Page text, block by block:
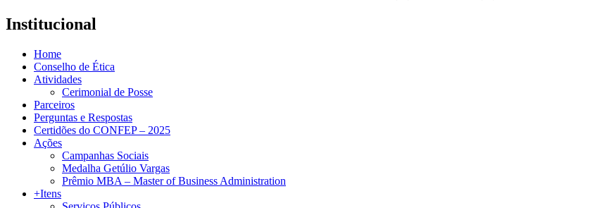
Institucional
Home
Conselho de Ética
Atividades
Cerimonial de Posse
Parceiros
Perguntas e Respostas
Certidões do CONFEP – 2025
Ações
Campanhas Sociais
Medalha Getúlio Vargas
Prêmio MBA – Master of Business Administration
+Itens